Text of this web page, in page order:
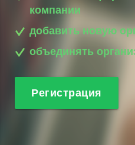
компании
добавить новую
объединять
Регистрация